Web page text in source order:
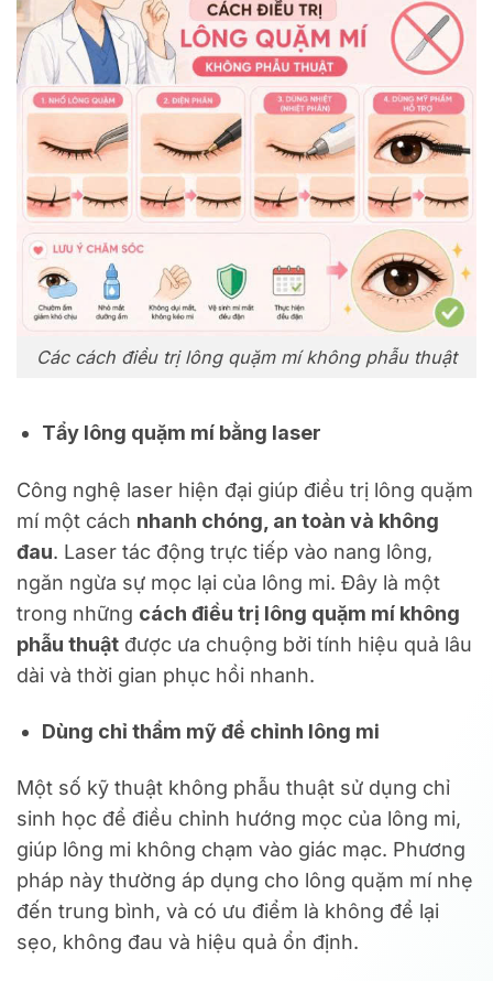
Các cách điều trị lông quặm mí không phẫu thuật
Tẩy lông quặm mí bằng laser
Công nghệ laser hiện đại giúp điều trị lông quặm
mí một cách nhanh chóng, an toàn và không
đau. Laser tác động trực tiếp vào nang lông,
ngăn ngừa sự mọc lại của lông mi. Đây là một
trong những cách điều trị lông quặm mí không
phẫu thuật được ưa chuộng bởi tính hiệu quả lâu
dài và thời gian phục hồi nhanh.
Dùng chỉ thẩm mỹ để chỉnh lông mi
Một số kỹ thuật không phẫu thuật sử dụng chỉ
sinh học để điều chỉnh hướng mọc của lông mi,
giúp lông mi không chạm vào giác mạc. Phương
pháp này thường áp dụng cho lông quặm mí nhẹ
đến trung bình, và có ưu điểm là không để lại
sẹo, không đau và hiệu quả ổn định.